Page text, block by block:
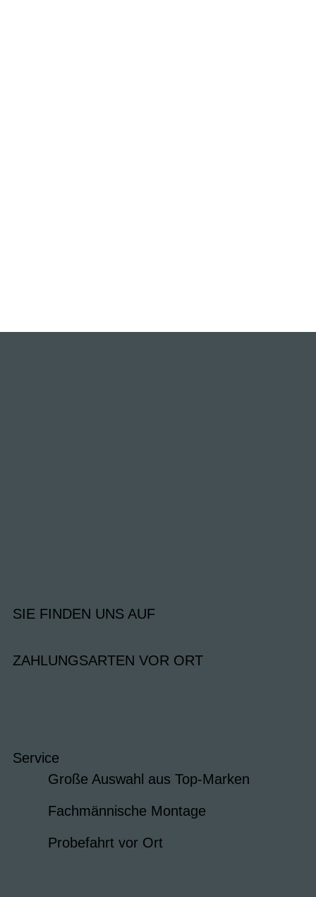
SIE FINDEN UNS AUF
ZAHLUNGSARTEN VOR ORT
Service
Große Auswahl aus Top-Marken
Fachmännische Montage
Probefahrt vor Ort